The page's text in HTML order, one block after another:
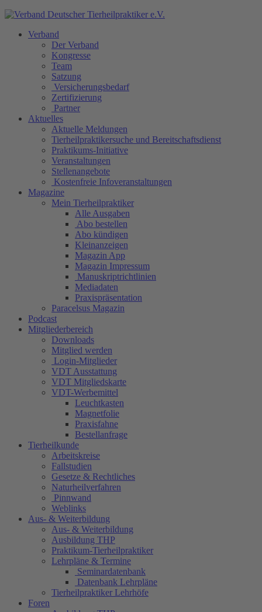
Verband
Der Verband
Kongresse
Team
Satzung
Versicherungsbedarf
Zertifizierung
Partner
Aktuelles
Aktuelle Meldungen
Tierheilpraktikersuche und Bereitschaftsdienst
Praktikums-Initiative
Veranstaltungen
Stellenangebote
Kostenfreie Infoveranstaltungen
Magazine
Mein Tierheilpraktiker
Alle Ausgaben
Abo bestellen
Abo kündigen
Kleinanzeigen
Magazin App
Magazin Impressum
Manuskriptrichtlinien
Mediadaten
Praxispräsentation
Paracelsus Magazin
Podcast
Mitgliederbereich
Downloads
Mitglied werden
Login-Mitglieder
VDT Ausstattung
VDT Mitgliedskarte
VDT-Werbemittel
Leuchtkasten
Magnetfolie
Praxisfahne
Bestellanfrage
Tierheilkunde
Arbeitskreise
Fallstudien
Gesetze & Rechtliches
Naturheilverfahren
Pinnwand
Weblinks
Aus- & Weiterbildung
Aus- & Weiterbildung
Ausbildung THP
Praktikum-Tierheilpraktiker
Lehrpläne & Termine
Seminardatenbank
Datenbank Lehrpläne
Tierheilpraktiker Lehrhöfe
Foren